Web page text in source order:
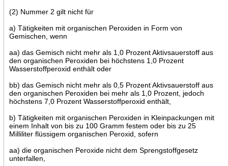
(2) Nummer 2 gilt nicht für
a) Tätigkeiten mit organischen Peroxiden in Form von
Gemischen, wenn
aa) das Gemisch nicht mehr als 1,0 Prozent Aktivsauerstoff aus
den organischen Peroxiden bei höchstens 1,0 Prozent
Wasserstoffperoxid enthält oder
bb) das Gemisch nicht mehr als 0,5 Prozent Aktivsauerstoff aus
den organischen Peroxiden bei mehr als 1,0 Prozent, jedoch
höchstens 7,0 Prozent Wasserstoffperoxid enthält,
b) Tätigkeiten mit organischen Peroxiden in Kleinpackungen mit
einem Inhalt von bis zu 100 Gramm festem oder bis zu 25
Milliliter flüssigem organischen Peroxid, sofern
aa) die organischen Peroxide nicht dem Sprengstoffgesetz
unterfallen,